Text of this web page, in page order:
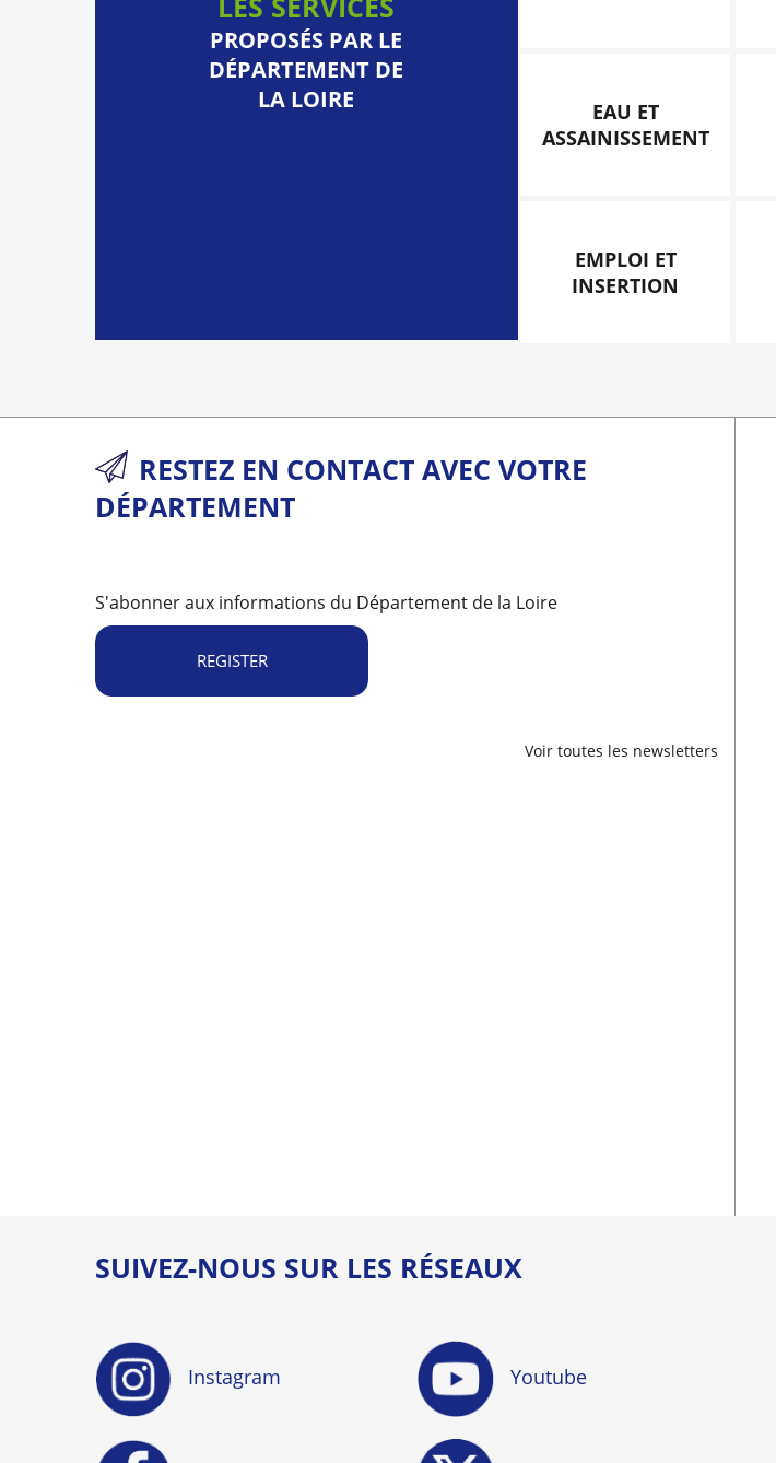
PROPOSÉS PAR LE
DÉPARTEMENT DE
LA LOIRE
EAU ET
ASSAINISSEMENT
EMPLOI ET
INSERTION
RESTEZ EN CONTACT AVEC VOTRE
DÉPARTEMENT
S'abonner aux informations du Département de la Loire
REGISTER
Voir toutes les newsletters
SUIVEZ-NOUS SUR LES RÉSEAUX
Instagram Youtube